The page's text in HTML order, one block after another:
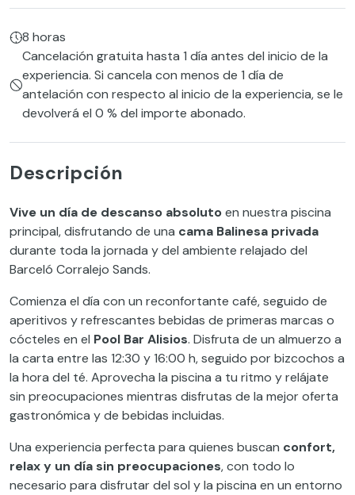
8 horas
Cancelación gratuita hasta 1 día antes del inicio de la
experiencia. Si cancela con menos de 1 día de
antelación con respecto al inicio de la experiencia, se le
devolverá el 0 % del importe abonado.
Descripción
Vive un día de descanso absolutoen nuestra piscina
principal, disfrutando de una cama Balinesa privada
durante toda la jornada y del ambiente relajado del
Barceló Corralejo Sands.
Comienza el día con un reconfortante café, seguido de
aperitivos y refrescantes bebidas de primeras marcas o
cócteles en el Pool Bar Alisios. Disfruta de un almuerzo a
la carta entre las 12:30 y 16:00 h, seguido por bizcochos a
la hora del té. Aprovecha la piscina a tu ritmo y relájate
sin preocupaciones mientras disfrutas de la mejor oferta
gastronómica y de bebidas incluidas.
Una experiencia perfecta para quienes buscan confort,
relax y un día sin preocupaciones, con todo lo
necesario para disfrutar del sol y la piscina en un entorno